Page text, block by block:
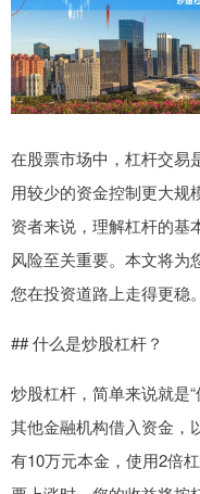
在股票市场中，杠杆交易
用较少的资金控制更大规
资者来说，理解杠杆的基
风险至关重要。本文将为
您在投资道路上走得更稳。
## 什么是炒股杠杆？
炒股杠杆，简单来说就是
其他金融机构借入资金，
有10万元本金，使用2倍